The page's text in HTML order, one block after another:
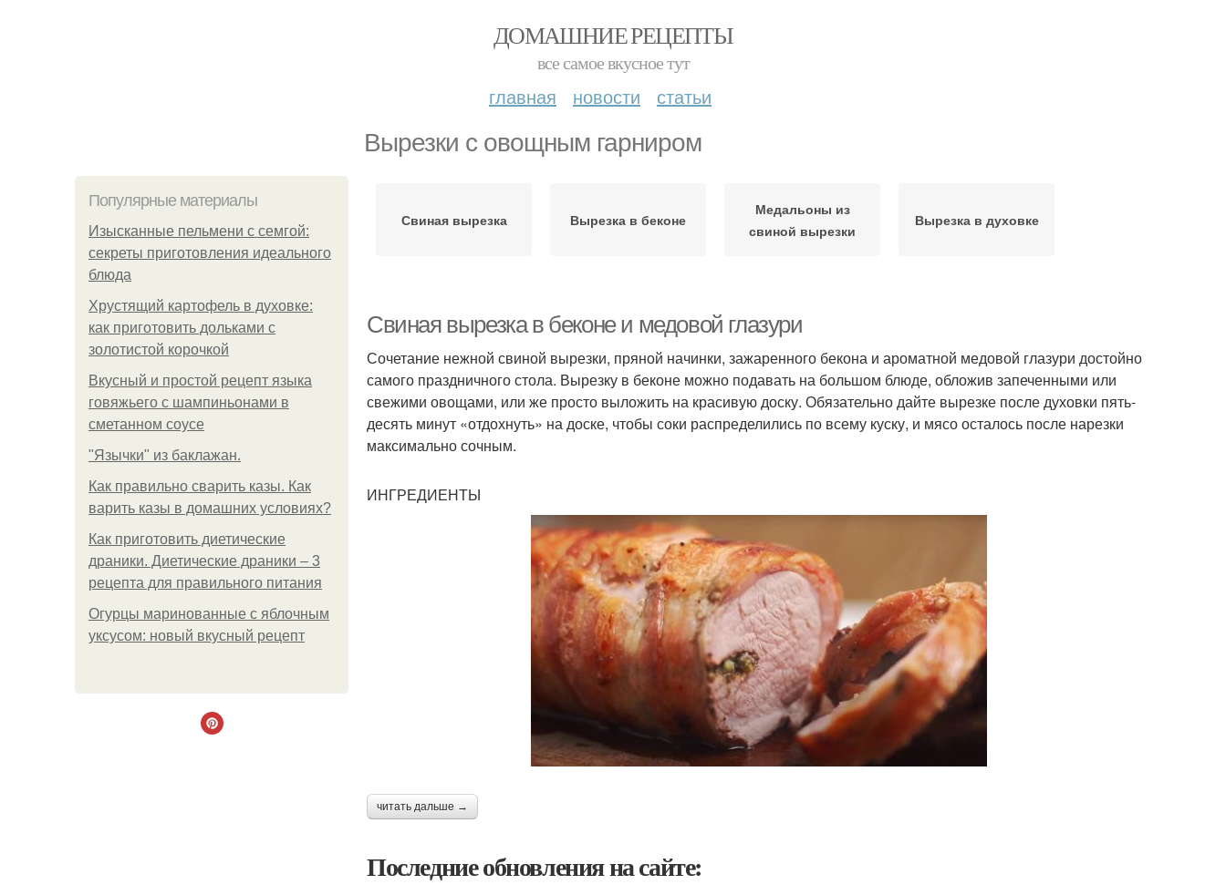
ДОМАШНИЕ РЕЦЕПТЫ
все самое вкусное тут
главная новости статьи
Вырезки с овощным гарниром
Популярные материалы
Изысканные пельмени с семгой:
секреты приготовления идеального
блюда
Хрустящий картофель в духовке:
как приготовить дольками с
золотистой корочкой
Вкусный и простой рецепт языка
говяжьего с шампиньонами в
сметанном соусе
"Язычки" из баклажан.
Как правильно сварить казы. Как
варить казы в домашних условиях?
Как приготовить диетические
драники. Диетические драники – 3
рецепта для правильного питания
Огурцы маринованные с яблочным
уксусом: новый вкусный рецепт
Свиная вырезка Вырезка в беконе
Медальоны из
свиной вырезки
Вырезка в духовке
Свиная вырезка в беконе и медовой глазури
Сочетание нежной свиной вырезки, пряной начинки, зажаренного бекона и ароматной медовой глазури достойно
самого праздничного стола. Вырезку в беконе можно подавать на большом блюде, обложив запеченными или
свежими овощами, или же просто выложить на красивую доску. Обязательно дайте вырезке после духовки пять-
десять минут «отдохнуть» на доске, чтобы соки распределились по всему куску, и мясо осталось после нарезки
максимально сочным.
ИНГРЕДИЕНТЫ
читать дальше →
Последние обновления на сайте: